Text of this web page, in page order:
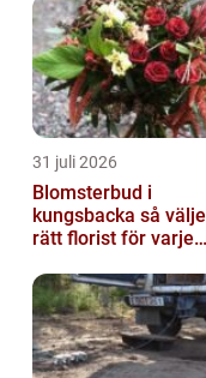
31 juli 2026
Blomsterbud i
kungsbacka så väljer du
rätt florist för varje